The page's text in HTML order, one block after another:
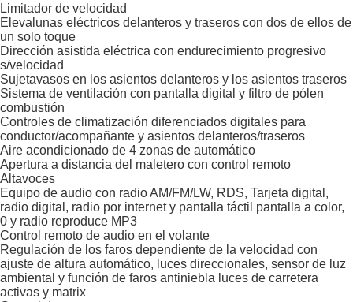
Limitador de velocidad
Elevalunas eléctricos delanteros y traseros con dos de ellos de
un solo toque
Dirección asistida eléctrica con endurecimiento progresivo
s/velocidad
Sujetavasos en los asientos delanteros y los asientos traseros
Sistema de ventilación con pantalla digital y filtro de pólen
combustión
Controles de climatización diferenciados digitales para
conductor/acompañante y asientos delanteros/traseros
Aire acondicionado de 4 zonas de automático
Apertura a distancia del maletero con control remoto
Altavoces
Equipo de audio con radio AM/FM/LW, RDS, Tarjeta digital,
radio digital, radio por internet y pantalla táctil pantalla a color,
0 y radio reproduce MP3
Control remoto de audio en el volante
Regulación de los faros dependiente de la velocidad con
ajuste de altura automático, luces direccionales, sensor de luz
ambiental y función de faros antiniebla luces de carretera
activas y matrix